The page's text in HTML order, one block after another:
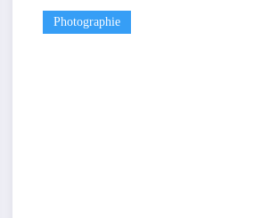
Photographie